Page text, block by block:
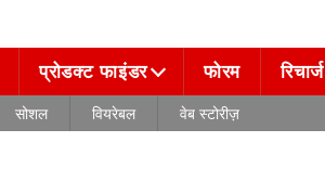
प्रोडक्ट फाइंडर फोरम रिचार्ज
सोशल वियरेबल वेब स्टोरीज़